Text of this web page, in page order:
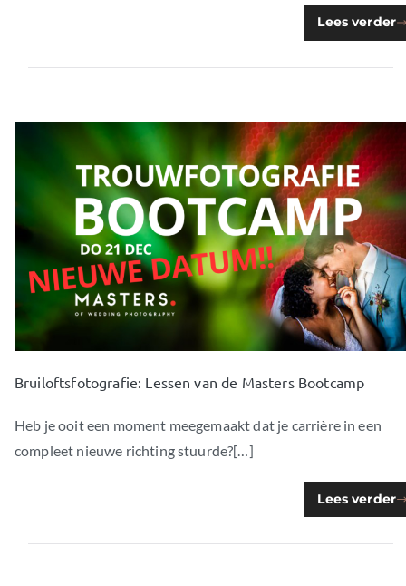
Lees verder
Bruiloftsfotografie: Lessen van de Masters Bootcamp
Heb je ooit een moment meegemaakt dat je carrière in een
compleet nieuwe richting stuurde?[…]
Lees verder